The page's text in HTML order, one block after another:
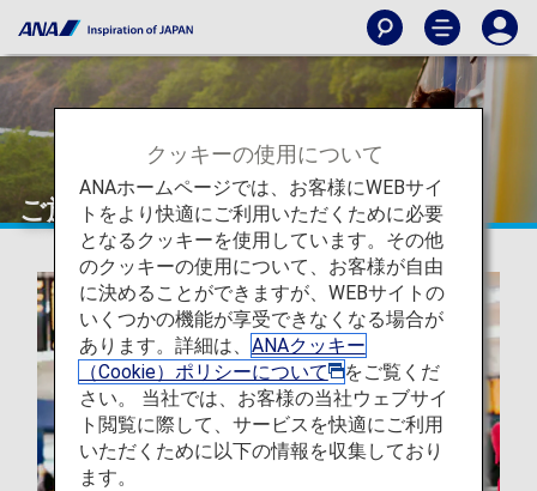
ご旅行の準備
クッキーの使用について
ANAホームページでは、お客様にWEBサイ
トをより快適にご利用いただくために必要
となるクッキーを使用しています。その他
のクッキーの使用について、お客様が自由
に決めることができますが、WEBサイトの
いくつかの機能が享受できなくなる場合が
あります。詳細は、 ANAクッキー
（Cookie）ポリシーについて
をご覧くだ
さい。 当社では、お客様の当社ウェブサイ
ト閲覧に際して、サービスを快適にご利用
いただくために以下の情報を収集しており
ます。